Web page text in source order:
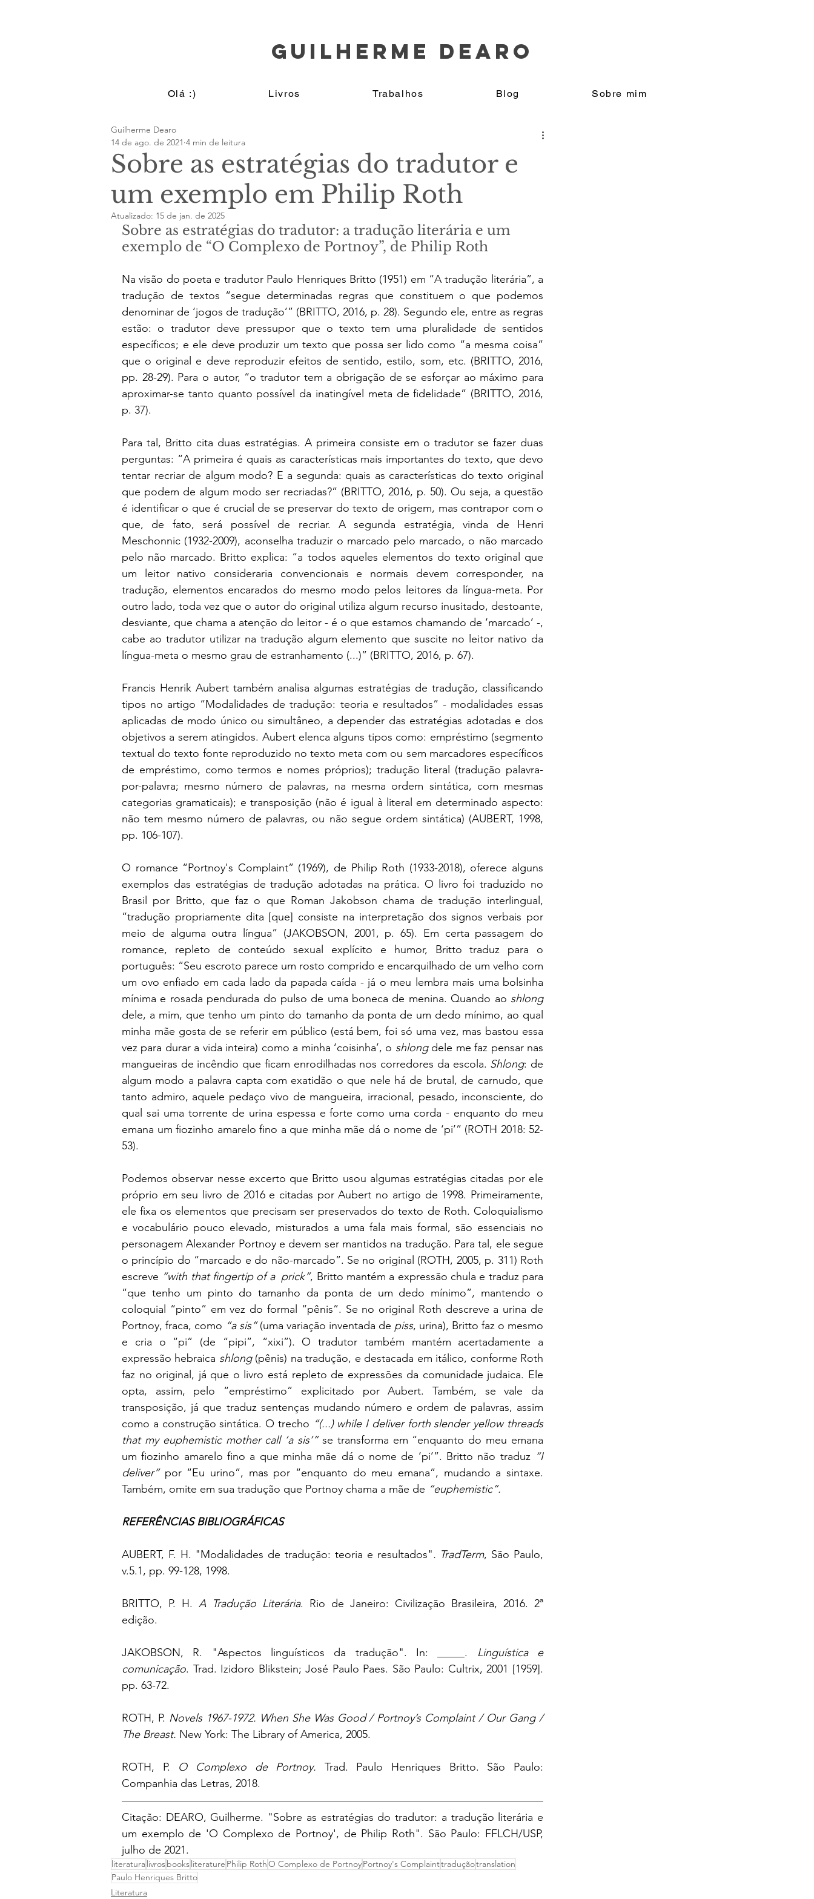
GUILHERME DEARO
Olá :) Livros Trabalhos Blog Sobre mim
Sobre as estratégias do tradutor e
um exemplo em Philip Roth
Guilherme Dearo
14 de ago. de 2021 4 min de leitura
Atualizado: 15 de jan. de 2025
Sobre as estratégias do tradutor: a tradução literária e um
exemplo de “O Complexo de Portnoy”, de Philip Roth
Na visão do poeta e tradutor Paulo Henriques Britto (1951) em “A tradução literária”, a
tradução de textos “segue determinadas regras que constituem o que podemos
denominar de ‘jogos de tradução’” (BRITTO, 2016, p. 28). Segundo ele, entre as regras
estão: o tradutor deve pressupor que o texto tem uma pluralidade de sentidos
específicos; e ele deve produzir um texto que possa ser lido como “a mesma coisa”
que o original e deve reproduzir efeitos de sentido, estilo, som, etc. (BRITTO, 2016,
pp. 28-29). Para o autor, “o tradutor tem a obrigação de se esforçar ao máximo para
aproximar-se tanto quanto possível da inatingível meta de fidelidade” (BRITTO, 2016,
p. 37).
Para tal, Britto cita duas estratégias. A primeira consiste em o tradutor se fazer duas
perguntas: “A primeira é quais as características mais importantes do texto, que devo
tentar recriar de algum modo? E a segunda: quais as características do texto original
que podem de algum modo ser recriadas?” (BRITTO, 2016, p. 50). Ou seja, a questão
é identificar o que é crucial de se preservar do texto de origem, mas contrapor com o
que, de fato, será possível de recriar. A segunda estratégia, vinda de Henri
Meschonnic (1932-2009), aconselha traduzir o marcado pelo marcado, o não marcado
pelo não marcado. Britto explica: “a todos aqueles elementos do texto original que
um leitor nativo consideraria convencionais e normais devem corresponder, na
tradução, elementos encarados do mesmo modo pelos leitores da língua-meta. Por
outro lado, toda vez que o autor do original utiliza algum recurso inusitado, destoante,
desviante, que chama a atenção do leitor - é o que estamos chamando de ‘marcado’ -,
cabe ao tradutor utilizar na tradução algum elemento que suscite no leitor nativo da
língua-meta o mesmo grau de estranhamento (...)” (BRITTO, 2016, p. 67).
Francis Henrik Aubert também analisa algumas estratégias de tradução, classificando
tipos no artigo “Modalidades de tradução: teoria e resultados” - modalidades essas
aplicadas de modo único ou simultâneo, a depender das estratégias adotadas e dos
objetivos a serem atingidos. Aubert elenca alguns tipos como: empréstimo (segmento
textual do texto fonte reproduzido no texto meta com ou sem marcadores específicos
de empréstimo, como termos e nomes próprios); tradução literal (tradução palavra-
por-palavra; mesmo número de palavras, na mesma ordem sintática, com mesmas
categorias gramaticais); e transposição (não é igual à literal em determinado aspecto:
não tem mesmo número de palavras, ou não segue ordem sintática) (AUBERT, 1998,
pp. 106-107).
O romance “Portnoy's Complaint” (1969), de Philip Roth (1933-2018), oferece alguns
exemplos das estratégias de tradução adotadas na prática. O livro foi traduzido no
Brasil por Britto, que faz o que Roman Jakobson chama de tradução interlingual,
“tradução propriamente dita [que] consiste na interpretação dos signos verbais por
meio de alguma outra língua” (JAKOBSON, 2001, p. 65). Em certa passagem do
romance, repleto de conteúdo sexual explícito e humor, Britto traduz para o
português: “Seu escroto parece um rosto comprido e encarquilhado de um velho com
um ovo enfiado em cada lado da papada caída - já o meu lembra mais uma bolsinha
mínima e rosada pendurada do pulso de uma boneca de menina. Quando ao shlong
dele, a mim, que tenho um pinto do tamanho da ponta de um dedo mínimo, ao qual
minha mãe gosta de se referir em público (está bem, foi só uma vez, mas bastou essa
vez para durar a vida inteira) como a minha ‘coisinha’, o shlong dele me faz pensar nas
mangueiras de incêndio que ficam enrodilhadas nos corredores da escola. Shlong: de
algum modo a palavra capta com exatidão o que nele há de brutal, de carnudo, que
tanto admiro, aquele pedaço vivo de mangueira, irracional, pesado, inconsciente, do
qual sai uma torrente de urina espessa e forte como uma corda - enquanto do meu
emana um fiozinho amarelo fino a que minha mãe dá o nome de ‘pi’” (ROTH 2018: 52-
53).
Podemos observar nesse excerto que Britto usou algumas estratégias citadas por ele
próprio em seu livro de 2016 e citadas por Aubert no artigo de 1998. Primeiramente,
ele fixa os elementos que precisam ser preservados do texto de Roth. Coloquialismo
e vocabulário pouco elevado, misturados a uma fala mais formal, são essenciais no
personagem Alexander Portnoy e devem ser mantidos na tradução. Para tal, ele segue
o princípio do “marcado e do não-marcado”. Se no original (ROTH, 2005, p. 311) Roth
escreve “with that fingertip of a  prick”, Britto mantém a expressão chula e traduz para
“que tenho um pinto do tamanho da ponta de um dedo mínimo”, mantendo o
coloquial “pinto” em vez do formal “pênis”. Se no original Roth descreve a urina de
Portnoy, fraca, como “a sis” (uma variação inventada de piss, urina), Britto faz o mesmo
e cria o “pi” (de “pipi”, “xixi”). O tradutor também mantém acertadamente a
expressão hebraica shlong (pênis) na tradução, e destacada em itálico, conforme Roth
faz no original, já que o livro está repleto de expressões da comunidade judaica. Ele
opta, assim, pelo “empréstimo” explicitado por Aubert. Também, se vale da
transposição, já que traduz sentenças mudando número e ordem de palavras, assim
como a construção sintática. O trecho “(...) while I deliver forth slender yellow threads
that my euphemistic mother call ‘a sis’” se transforma em “enquanto do meu emana
um fiozinho amarelo fino a que minha mãe dá o nome de ‘pi’”. Britto não traduz “I
deliver” por “Eu urino”, mas por “enquanto do meu emana”, mudando a sintaxe.
Também, omite em sua tradução que Portnoy chama a mãe de “euphemistic”.
REFERÊNCIAS BIBLIOGRÁFICAS
AUBERT, F. H. "Modalidades de tradução: teoria e resultados". TradTerm, São Paulo,
v.5.1, pp. 99-128, 1998.
BRITTO, P. H. A Tradução Literária. Rio de Janeiro: Civilização Brasileira, 2016. 2ª
edição.
JAKOBSON, R. "Aspectos linguísticos da tradução". In: _____. Linguística e
comunicação. Trad. Izidoro Blikstein; José Paulo Paes. São Paulo: Cultrix, 2001 [1959].
pp. 63-72.
ROTH, P. Novels 1967-1972. When She Was Good / Portnoy’s Complaint / Our Gang /
The Breast. New York: The Library of America, 2005.
ROTH, P. O Complexo de Portnoy. Trad. Paulo Henriques Britto. São Paulo:
Companhia das Letras, 2018.
Citação: DEARO, Guilherme. "Sobre as estratégias do tradutor: a tradução literária e
um exemplo de 'O Complexo de Portnoy', de Philip Roth". São Paulo: FFLCH/USP,
julho de 2021.
literaturalivrosbooksliterature Philip RothO Complexo de PortnoyPortnoy's Complainttraduçãotranslation
Paulo Henriques Britto
Literatura